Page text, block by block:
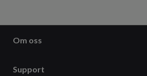
Om oss
Support